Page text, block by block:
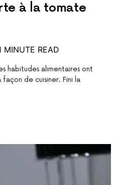
à la tomate
MINUTE READ
habitudes alimentaires ont
de cuisiner. Fini la